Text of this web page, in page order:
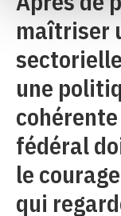
maîtriser
une
fédéral
le
qui